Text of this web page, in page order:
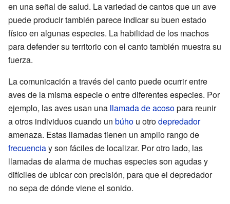
en una señal de salud. La variedad de cantos que un ave
puede producir también parece indicar su buen estado
físico en algunas especies. La habilidad de los machos
para defender su territorio con el canto también muestra su
fuerza.
La comunicación a través del canto puede ocurrir entre
aves de la misma especie o entre diferentes especies. Por
ejemplo, las aves usan una llamada de acosopara reunir
a otros individuos cuando un búho u otrodepredador
amenaza. Estas llamadas tienen un amplio rango de
frecuenciay son fáciles de localizar. Por otro lado, las
llamadas de alarma de muchas especies son agudas y
difíciles de ubicar con precisión, para que el depredador
no sepa de dónde viene el sonido.